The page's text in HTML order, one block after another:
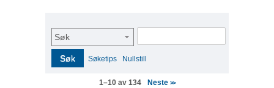
Søk
Søk Søketips Nullstill
1–10 av 134 Neste >>